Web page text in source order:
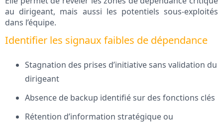
au dirigeant, mais aussi les potentiels sous-exploités
dans l’équipe.
Identifier les signaux faibles de dépendance
Stagnation des prises d’initiative sans validation du
dirigeant
Absence de backup identifié sur des fonctions clés
Rétention d’information stratégique ou